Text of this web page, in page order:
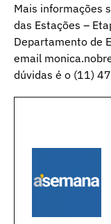
Mais informações
das Estações –
Departamento de
email
dúvidas é o (11)